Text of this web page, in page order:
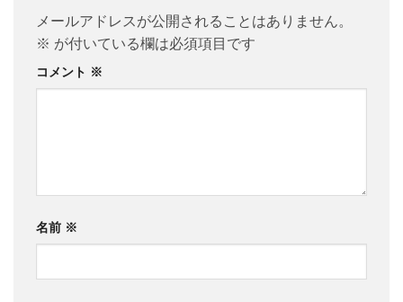
メールアドレスが公開されることはありません。
※ が付いている欄は必須項目です
コメント ※
名前 ※